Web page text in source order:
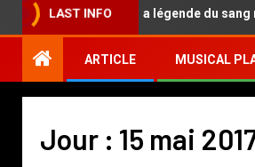
LAST INFO
Tougen Anki, la légende du sang
ARTICLE MUSICAL
Jour : 15 mai